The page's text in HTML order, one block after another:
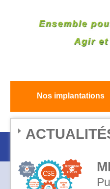
Nos implantations